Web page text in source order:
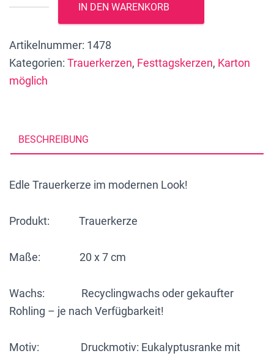
"Eukalyptusranke
Lilien
und
Kreuz",
cm,
"Wir
dich!",
personalisiert
IN DEN WARENKORB
Artikelnummer: 1478
Kategorien: Trauerkerzen, Festtagskerzen, Karton
möglich
BESCHREIBUNG
Edle Trauerkerze im modernen Look!
Produkt: Trauerkerze
Maße: 20 x 7 cm
Wachs: Recyclingwachs oder gekaufter
Rohling – je nach Verfügbarkeit!
Motiv: Druckmotiv: Eukalyptusranke mit